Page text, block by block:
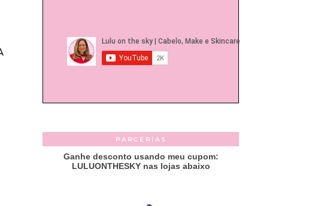
PARCERIAS
Ganhe desconto usando meu cupom:
LULUONTHESKY nas lojas abaixo